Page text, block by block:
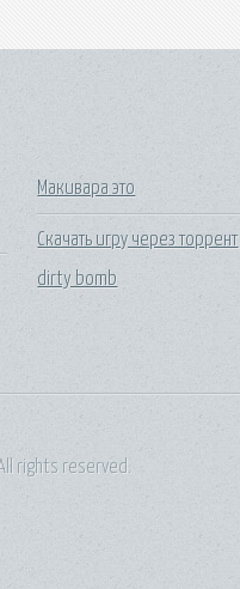
Макивара это
Скачать игру через торрент
dirty bomb
rights reserved.